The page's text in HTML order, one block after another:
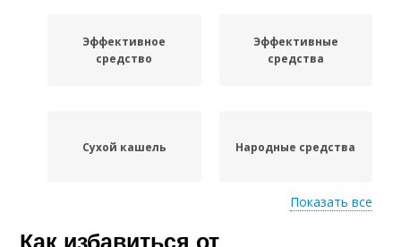
Эффективное
средство
Эффективные
средства
Сухой кашель Народные средства
Средства от сухого
Показать все